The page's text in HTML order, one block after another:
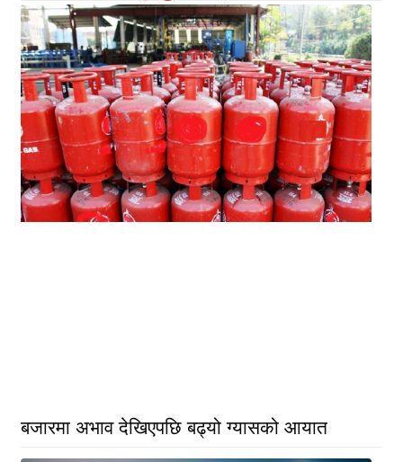
बजारमा अभाव देखिएपछि बढ्यो ग्यासको आयात